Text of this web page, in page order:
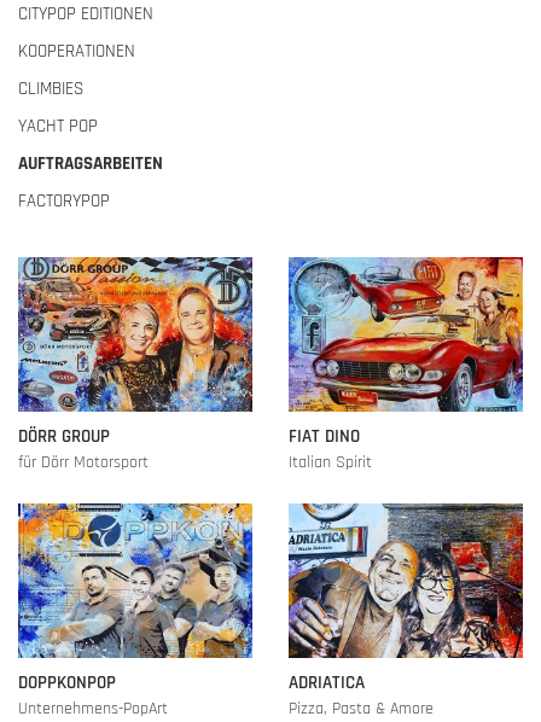
CITYPOP EDITIONEN
KOOPERATIONEN
CLIMBIES
YACHT POP
AUFTRAGSARBEITEN
FACTORYPOP
DÖRR GROUP
für Dörr Motorsport
FIAT DINO
Italian Spirit
DOPPKONPOP
Unternehmens-PopArt
ADRIATICA
Pizza, Pasta & Amore